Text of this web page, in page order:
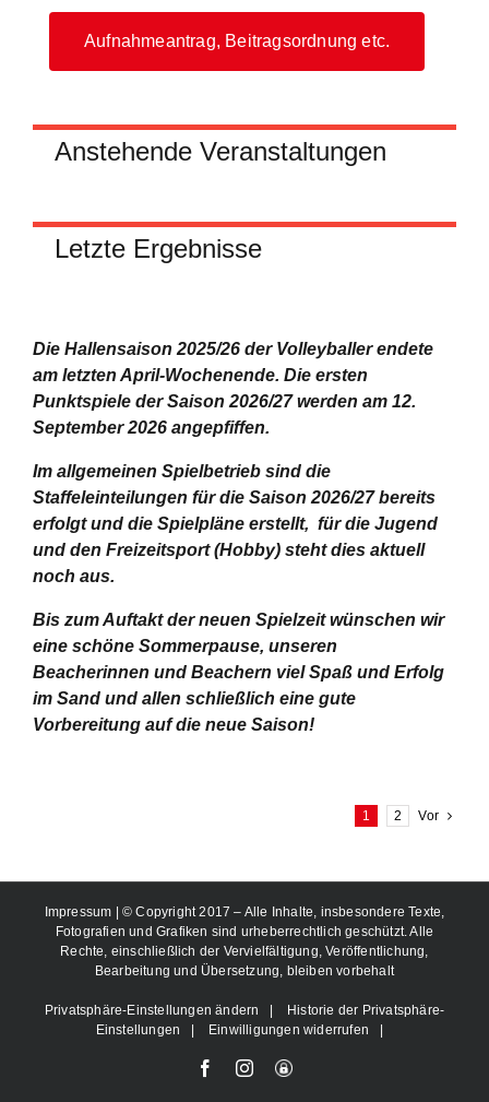
Aufnahmeantrag, Beitragsordnung etc.
Anstehende Veranstaltungen
Letzte Ergebnisse
Die Hallensaison 2025/26 der Volleyballer endete
am letzten April-Wochenende. Die ersten
Punktspiele der Saison 2026/27 werden am 12.
September 2026 angepfiffen.
Im allgemeinen Spielbetrieb sind die
Staffeleinteilungen für die Saison 2026/27 bereits
erfolgt und die Spielpläne erstellt, für die Jugend
und den Freizeitsport (Hobby) steht dies aktuell
noch aus.
Bis zum Auftakt der neuen Spielzeit wünschen wir
eine schöne Sommerpause, unseren
Beacherinnen und Beachern viel Spaß und Erfolg
im Sand und allen schließlich eine gute
Vorbereitung auf die neue Saison!
1 2 Vor
Impressum
| © Copyright 2017 – Alle Inhalte, insbesondere Texte,
Fotografien und Grafiken sind urheberrechtlich geschützt. Alle
Rechte, einschließlich der Vervielfältigung, Veröffentlichung,
Bearbeitung und Übersetzung, bleiben vorbehalt
Privatsphäre-Einstellungen ändern
Historie der Privatsphäre-
Einstellungen
Einwilligungen widerrufen
FacebookInstagram
User-